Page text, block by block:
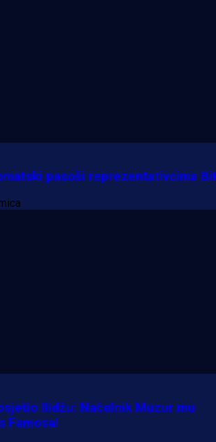
pasoši reprezentativcima
Ilidžu: Načelnik Muzur mu
Famosa!